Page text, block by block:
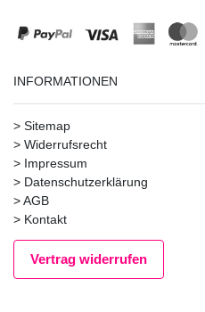
INFORMATIONEN
> Sitemap
> Widerrufsrecht
> Impressum
> Datenschutzerklärung
>AGB
> Kontakt
Vertrag widerrufen